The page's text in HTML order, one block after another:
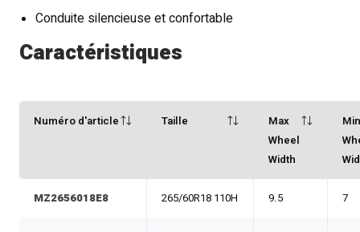
Conduite silencieuse et confortable
Caractéristiques
Numéro d'article Taille
Max
Wheel
Width
MZ2656018E8 265/60R18 110H 9.5 7